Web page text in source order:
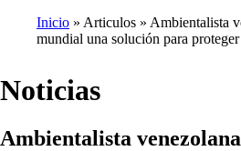
Ruta
navegación
Inicio Articulos
Ambientalista
mundial una solución para
Noticias
Ambientalista